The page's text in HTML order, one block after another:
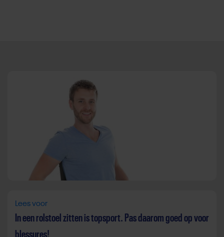
Direct door naar content
Lees voor
In een rolstoel zitten is topsport. Pas daarom goed op voor
blessures!